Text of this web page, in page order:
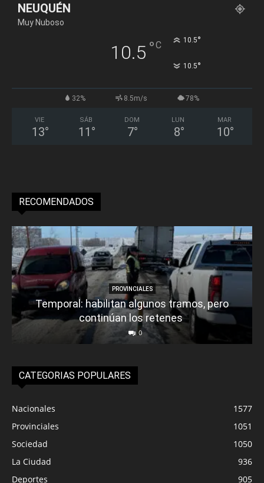
NEUQUÉN
Muy Nuboso
10.5 °C 10.5°
10.5°
32% 8.5m/s 78%
VIE
13°
SÁB
11 °
DOM
7°
LUN
8°
MAR
10°
RECOMENDADOS
PROVINCIALES
Temporal: habilitan algunos tramos, pero
continúan los retenes
0
CATEGORIAS POPULARES
Nacionales
1577
Provinciales
1051
Sociedad
1050
La Ciudad
936
Deportes
905